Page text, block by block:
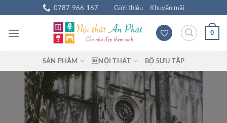
đến
nội
0787 966 167 Giới thiệu Khuyến mãi
0
SẢN PHẨM NỘI THẤT BỘ SƯU TẬP